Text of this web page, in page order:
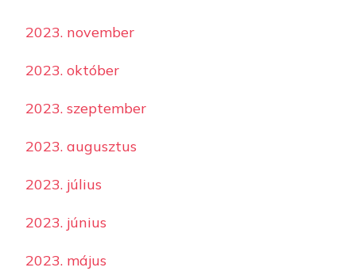
2023. november
2023. október
2023. szeptember
2023. augusztus
2023. július
2023. június
2023. május